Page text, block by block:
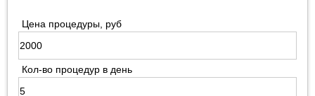
Цена процедуры, руб
Кол-во процедур в день